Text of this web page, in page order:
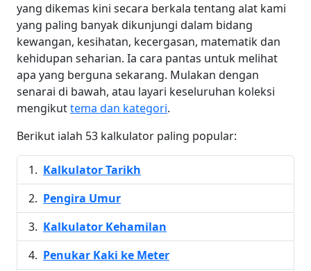
yang dikemas kini secara berkala tentang alat kami
yang paling banyak dikunjungi dalam bidang
kewangan, kesihatan, kecergasan, matematik dan
kehidupan seharian. Ia cara pantas untuk melihat
apa yang berguna sekarang. Mulakan dengan
senarai di bawah, atau layari keseluruhan koleksi
mengikuttema dan kategori.
Berikut ialah 53 kalkulator paling popular:
Kalkulator Tarikh
Pengira Umur
Kalkulator Kehamilan
Penukar Kaki ke Meter